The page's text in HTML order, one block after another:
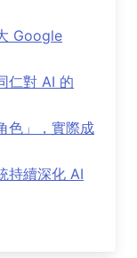
Google
仁對 AI 的
色」，實際成
持續深化 AI